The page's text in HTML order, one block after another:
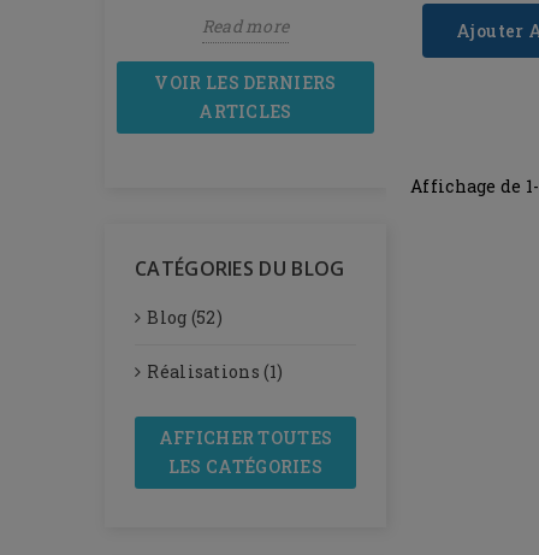
Read more
Read
VOIR LES DERNIERS
ARTICLES
CATÉGORIES DU BLOG
Blog (52)
Réalisations (1)
AFFICHER TOUTES
LES CATÉGORIES
Ajouter
Affichage de